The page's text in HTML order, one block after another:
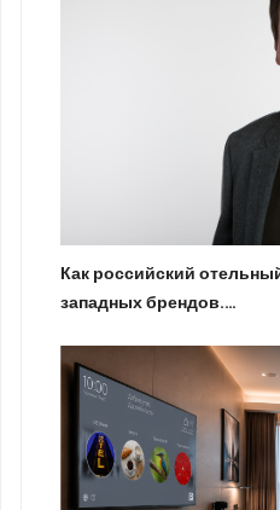
Как российский
западных брендов.…